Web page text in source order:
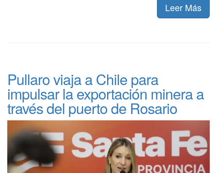
Leer Más
Pullaro viaja a Chile para
impulsar la exportación minera a
través del puerto de Rosario